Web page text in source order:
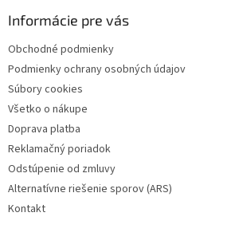
Informácie pre vás
Obchodné podmienky
Podmienky ochrany osobných údajov
Súbory cookies
Všetko o nákupe
Doprava platba
Reklamačný poriadok
Odstúpenie od zmluvy
Alternatívne riešenie sporov (ARS)
Kontakt